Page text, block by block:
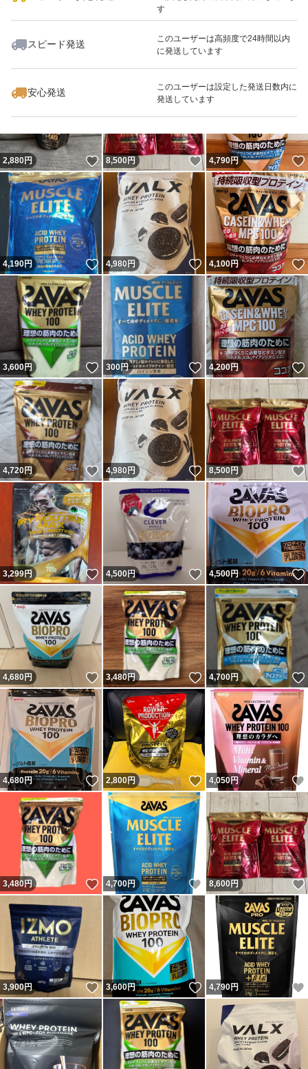
す
スピード発送
このユーザーは高頻度で24時間以内
に発送しています
安心発送
このユーザーは設定した発送日数内に
発送しています
いいね！
5,000
2,880円 いいね！
8,500円 いいね！
4,790円
4,190円 いいね！
4,980円 いいね！
4,100円
3,600円 いいね！
300円 いいね！
4,200円
4,720円 いいね！
4,980円 いいね！
8,500円
3,299円 いいね！
4,500円 いいね！
4,500円
4,680円 いいね！
3,480円 いいね！
4,700円
4,680円 いいね！
2,800円 いいね！
4,050円
3,480円 いいね！
4,700円 いいね！
8,600円
3,900円 いいね！
3,600円 いいね！
4,790円